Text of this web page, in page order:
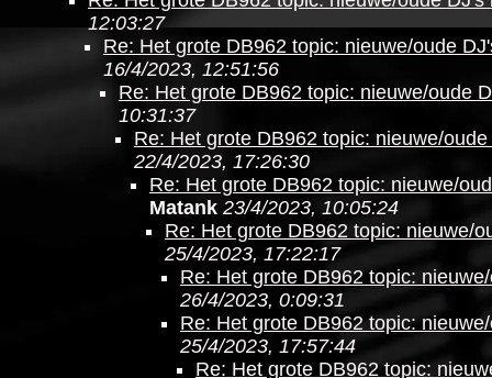
12:03:27
Re: Het grote DB962 topic: nieuwe/oude
16/4/2023, 12:51:56
Re: Het grote DB962 topic: nieuwe/oude
10:31:37
Re: Het grote DB962 topic: nieuwe/
22/4/2023, 17:26:30
Re: Het grote DB962 topic: nieuwe/
Matank 23/4/2023, 10:05:24
Re: Het grote DB962 topic: nieuwe/
25/4/2023, 17:22:17
Re: Het grote DB962 topic:
26/4/2023, 0:09:31
Re: Het grote DB962 topic:
25/4/2023, 17:57:44
Re: Het grote DB962 topic: